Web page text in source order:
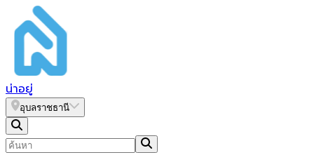
น่าอยู่
อุบลราชธานี